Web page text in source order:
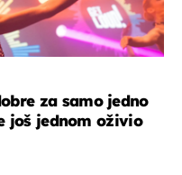
za samo jedno
još jednom oživio